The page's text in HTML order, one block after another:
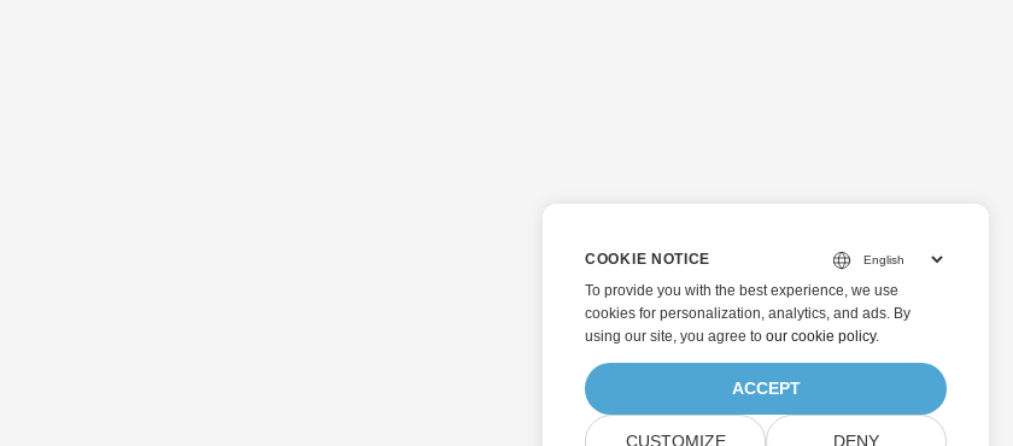
COOKIE NOTICE
To provide you with the best experience, we use
cookies for personalization, analytics, and ads. By
using our site, you agree to our cookie policy.
ACCEPT
CUSTOMIZE DENY